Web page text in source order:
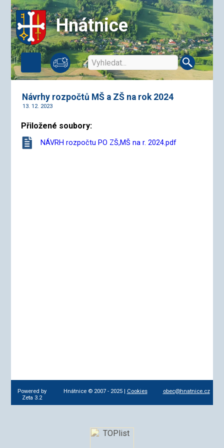
Hnátnice
Návrhy rozpočtů MŠ a ZŠ na rok 2024
13. 12. 2023
Přiložené soubory:
NÁVRH rozpočtu PO ZŠ,MŠ na r. 2024.pdf
Powered by
Zeta 3.2
Hnátnice © 2007 - 2025 | Cookies obec@hnatnice.cz